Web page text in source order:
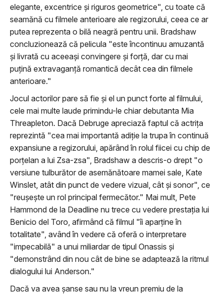
elegante, excentrice și riguros geometrice", cu toate că
seamănă cu filmele anterioare ale regizorului, ceea ce ar
putea reprezenta o bilă neagră pentru unii. Bradshaw
concluzionează că pelicula "este încontinuu amuzantă
și livrată cu aceeași convingere și forță, dar cu mai
puțină extravaganță romantică decât cea din filmele
anterioare."
Jocul actorilor pare să fie și el un punct forte al filmului,
cele mai multe laude primindu-le chiar debutanta Mia
Threapleton. Dacă Debruge apreciază faptul că actrița
reprezintă "cea mai importantă adiție la trupa în continuă
expansiune a regizorului, apărând în rolul fiicei cu chip de
porțelan a lui Zsa-zsa", Bradshaw a descris-o drept "o
versiune tulburător de asemănătoare mamei sale, Kate
Winslet, atât din punct de vedere vizual, cât și sonor", ce
"reușește un rol principal fermecător." Mai mult, Pete
Hammond de la Deadline nu trece cu vedere prestația lui
Benicio del Toro, afirmând că filmul "îi aparține în
totalitate", având în vedere că oferă o interpretare
"impecabilă" a unui miliardar de tipul Onassis și
"demonstrând din nou cât de bine se adaptează la ritmul
dialogului lui Anderson."
Dacă va avea șanse sau nu la vreun premiu de la